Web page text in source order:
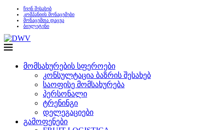
ჩვენ შესახებ
კომპანიის მონაცემები
მონაცემთა დაცვა
ბიულეტენი
მომსახურების სფეროები
კონსულტაცია ბაზრის შესახებ
საოფისე მომსახურება
პერსონალი
ტრენინგი
დელეგაციები
გამოფენები